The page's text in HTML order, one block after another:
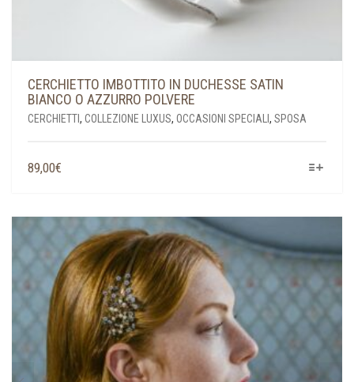
CERCHIETTO IMBOTTITO IN DUCHESSE SATIN
BIANCO O AZZURRO POLVERE
CERCHIETTI, COLLEZIONE LUXUS, OCCASIONI SPECIALI , SPOSA
89,00€
PIÙ
VARIANTI.
LE
OPZIONI
POSSONO
ESSERE
SCELTE
NELLA
PAGINA
DEL